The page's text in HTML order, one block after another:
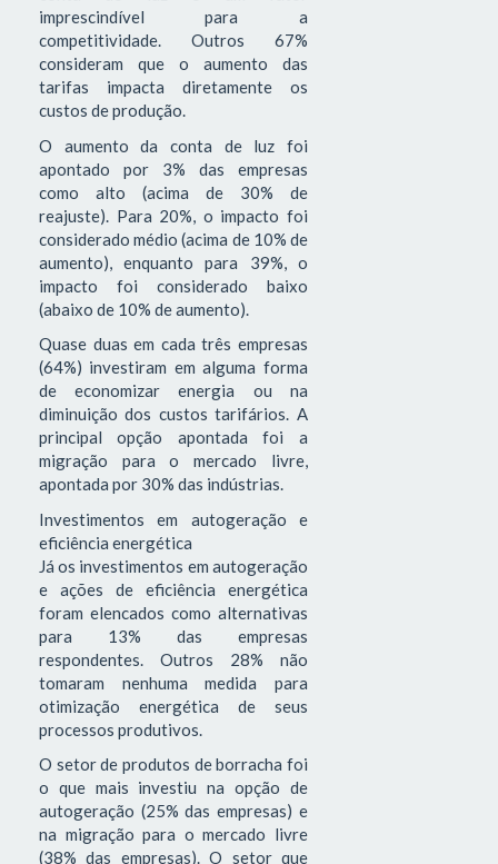
imprescindível para a
competitividade. Outros 67%
consideram que o aumento das
tarifas impacta diretamente os
custos de produção.
O aumento da conta de luz foi
apontado por 3% das empresas
como alto (acima de 30% de
reajuste). Para 20%, o impacto foi
considerado médio (acima de 10% de
aumento), enquanto para 39%, o
impacto foi considerado baixo
(abaixo de 10% de aumento).
Quase duas em cada três empresas
(64%) investiram em alguma forma
de economizar energia ou na
diminuição dos custos tarifários. A
principal opção apontada foi a
migração para o mercado livre,
apontada por 30% das indústrias.
Investimentos em autogeração e
eficiência energética
Já os investimentos em autogeração
e ações de eficiência energética
foram elencados como alternativas
para 13% das empresas
respondentes. Outros 28% não
tomaram nenhuma medida para
otimização energética de seus
processos produtivos.
O setor de produtos de borracha foi
o que mais investiu na opção de
autogeração (25% das empresas) e
na migração para o mercado livre
(38% das empresas). O setor que